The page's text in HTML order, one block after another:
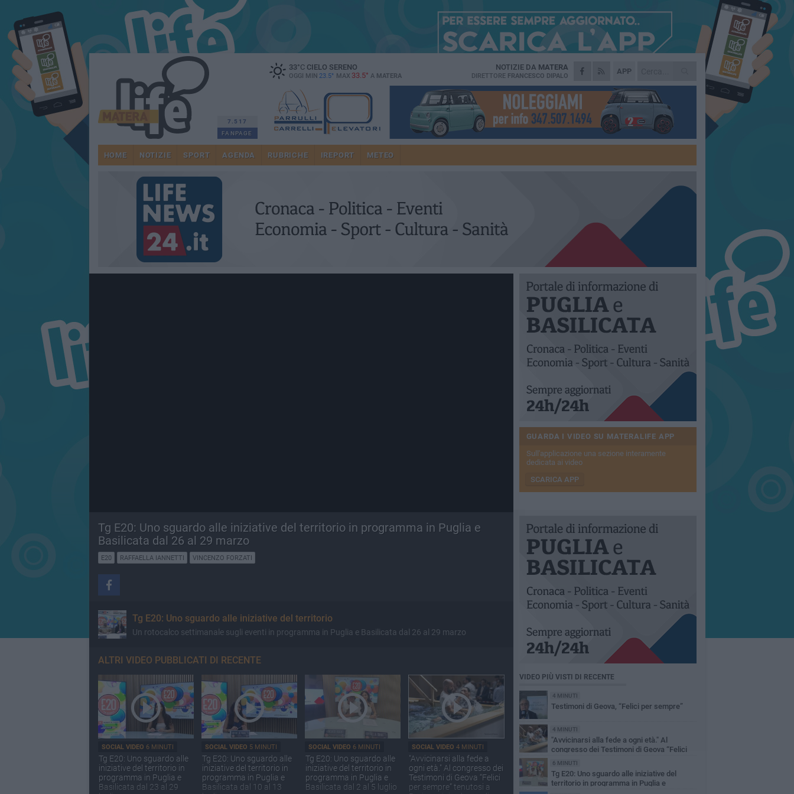
7.517
FANPAGE
33°CCIELO SERENO
OGGI MIN 23.5° MAX 33.5° A MATERA
APP
NOTIZIE DA MATERA
DIRETTORE FRANCESCO DIPALO
HOME NOTIZIE SPORT AGENDA RUBRICHE IREPORT METEO
Tg E20: Uno sguardo alle iniziative del territorio in programma in Puglia e
Basilicata dal 26 al 29 marzo
E20 RAFFAELLA IANNETTI VINCENZO FORZATI
Tg E20: Uno sguardo alle iniziative del territorio
Un rotocalco settimanale sugli eventi in programma in Puglia e Basilicata dal 26 al 29 marzo
ALTRI VIDEO PUBBLICATI DI RECENTE
SOCIAL VIDEO 6 MINUTI
Tg E20: Uno sguardo alle
iniziative del territorio in
programma in Puglia e
Basilicata dal 23 al 29
SOCIAL VIDEO 5 MINUTI
Tg E20: Uno sguardo alle
iniziative del territorio in
programma in Puglia e
Basilicata dal 10 al 13
SOCIAL VIDEO 6 MINUTI
Tg E20: Uno sguardo alle
iniziative del territorio in
programma in Puglia e
Basilicata dal 2 al 5 luglio
SOCIAL VIDEO 4 MINUTI
"Avvicinarsi alla fede a
ogni età." Al congresso dei
Testimoni di Geova “Felici
per sempre” tenutosi a
GUARDA I VIDEO SU MATERALIFE APP
Sull'applicazione una sezione interamente
dedicata ai video
SCARICA APP
VIDEO PIÙ VISTI DI RECENTE
4 MINUTI
Testimoni di Geova, “Felici per sempre”
4 MINUTI
"Avvicinarsi alla fede a ogni età." Al
congresso dei Testimoni di Geova “Felici
per sempre” tenutosi a Bari uomini e donne di
diverse età hanno abbracciato la fede tramite il
battesimo.
6 MINUTI
Tg E20: Uno sguardo alle iniziative del
territorio in programma in Puglia e